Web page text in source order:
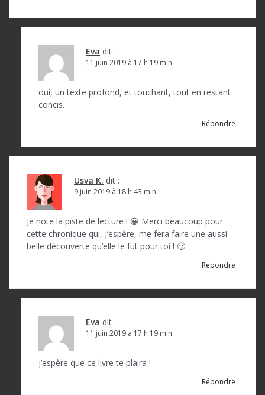
Eva dit :
11 juin 2019 à 17 h 19 min
oui, un texte profond, et touchant, tout en restant
concis.
Répondre
Usva K. dit :
9 juin 2019 à 18 h 43 min
Je note la piste de lecture ! 😀 Merci beaucoup pour
cette chronique qui, j’espère, me fera faire une aussi
belle découverte qu’elle le fut pour toi ! 🙂
Répondre
Eva dit :
11 juin 2019 à 17 h 19 min
j’espère que ce livre te plaira !
Répondre